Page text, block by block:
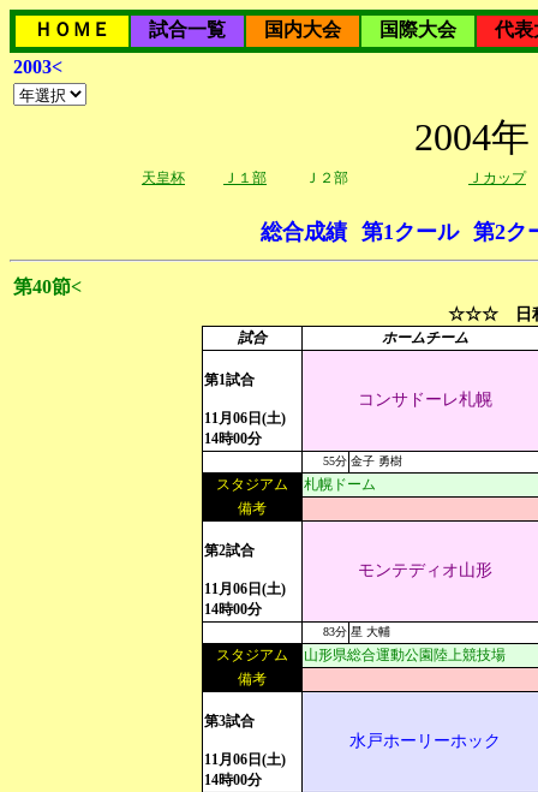
ＨＯＭＥ 試合一覧 国内大会 国際大会
代表
2003<
2004
天皇杯 Ｊ１部 Ｊ２部 Ｊカップ
総合成績 第1クール 第2ク
第40節<
☆☆☆ 日
試合 ホームチーム
第1試合
11月06日(土)
14時00分
コンサドーレ札幌
55分 金子 勇樹
スタジアム
札幌ドーム
備考
第2試合
11月06日(土)
14時00分
モンテディオ山形
83分 星 大輔
スタジアム
山形県総合運動公園陸上競技場
備考
第3試合
11月06日(土)
14時00分
水戸ホーリーホック